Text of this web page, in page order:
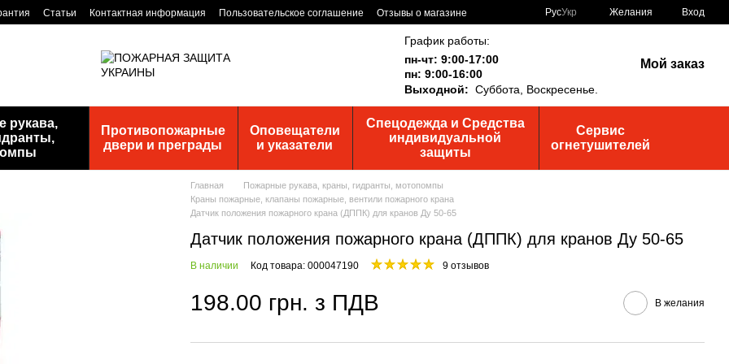
Статьи Контактная информация Пользовательское соглашение
Отзывы о магазине
РусУкр Желания Вход
График работы:
пн-чт: 9:00-17:00
пн: 9:00-16:00
Выходной: Суббота, Воскресенье.
Мой заказ
рукава,
Противопожарные
двери и преграды
Оповещатели
и указатели
Спецодежда и Средства
индивидуальной
защиты
Сервис
огнетушителей
Главная
Пожарные рукава, краны, гидранты, мотопомпы
Краны пожарные, клапаны пожарные, вентили пожарного крана
Датчик положения пожарного крана (ДППК) для кранов Ду 50-65
Датчик положения пожарного крана (ДППК) для кранов Ду 50-65
В наличии Код товара: 000047190 9 отзывов
198.00 грн. з ПДВ В желания